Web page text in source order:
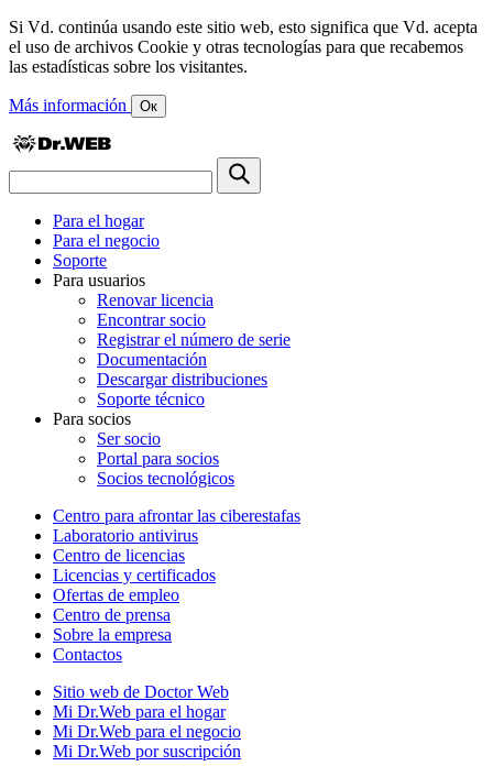
Si Vd. continúa usando este sitio web, esto significa que Vd. acepta
el uso de archivos Cookie y otras tecnologías para que recabemos
las estadísticas sobre los visitantes.
Más información Ок
Para el hogar
Para el negocio
Soporte
Para usuarios
Renovar licencia
Encontrar socio
Registrar el número de serie
Documentación
Descargar distribuciones
Soporte técnico
Para socios
Ser socio
Portal para socios
Socios tecnológicos
Centro para afrontar las ciberestafas
Laboratorio antivirus
Centro de licencias
Licencias y certificados
Ofertas de empleo
Centro de prensa
Sobre la empresa
Contactos
Sitio web de Doctor Web
Mi Dr.Web para el hogar
Mi Dr.Web para el negocio
Mi Dr.Web por suscripción